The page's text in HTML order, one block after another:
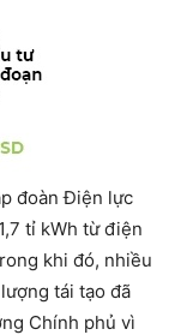
đoàn Điện lực
tỉ kWh từ điện
khi đó, nhiều
tái tạo đã
Chính phủ vì